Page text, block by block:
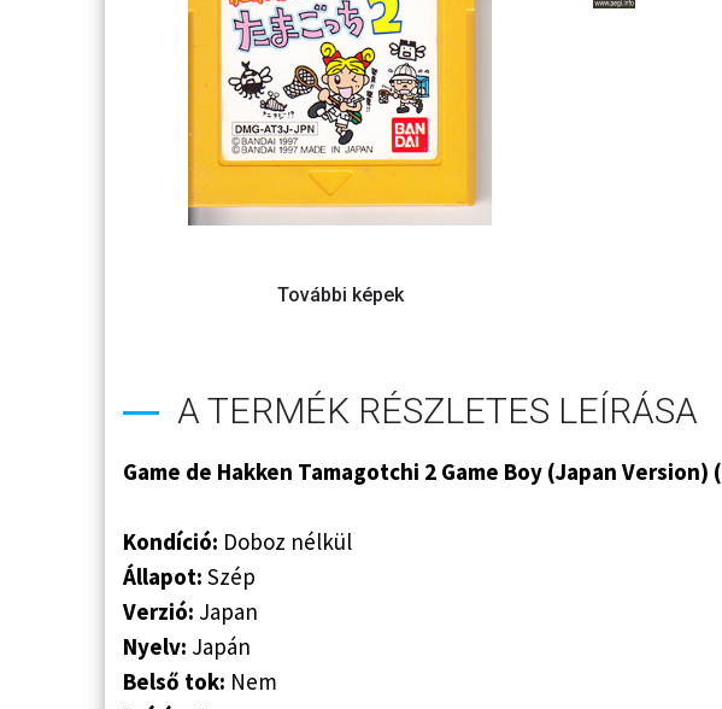
A TERMÉK RÉSZLETES LEÍRÁSA
Game de Hakken Tamagotchi 2 Game Boy (Japan Version)
Kondíció: Doboz nélkül
Állapot: Szép
Verzió: Japan
Nyelv: Japán
Belső tok: Nem